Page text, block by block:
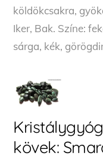
köldökcsakra,
Iker, Bak. Színe:
sárga, kék,
kövek: